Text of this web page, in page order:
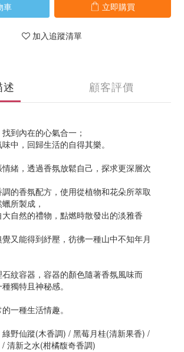
車 立即購買
加入追蹤清單
顧客評價
到內在的心氣合一；
中，回歸生活的自得其樂。
緒，透過香氛放鬆自己，探求更深層次
的香氛配方，使用從植物和花朵所萃取
所製成，
自然的禮物，點燃時散發出的淡雅香
又能得到紓壓，彷彿一種山中不知年月
紋容器，容器的顏色隨著香氛風味而
獨特且神秘感。
一種生活情趣。
野仙蹤(木香調) / 黑莓月桂(清新果香) /
清新之水(柑橘馥奇香調)